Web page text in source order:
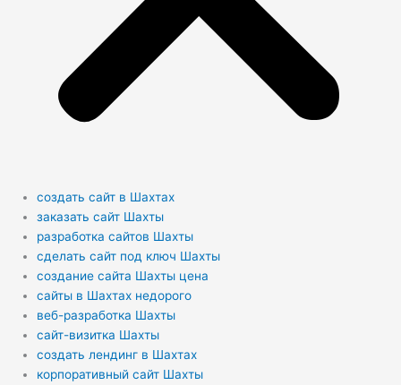
создать сайт в Шахтах
заказать сайт Шахты
разработка сайтов Шахты
сделать сайт под ключ Шахты
создание сайта Шахты цена
сайты в Шахтах недорого
веб-разработка Шахты
сайт-визитка Шахты
создать лендинг в Шахтах
корпоративный сайт Шахты